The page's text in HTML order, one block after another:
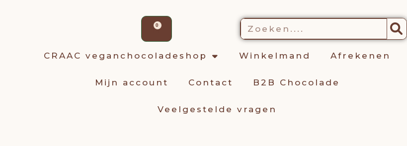
0
WinkelwagenZoeken
CRAAC veganchocoladeshop Winkelmand Afrekenen
Mijn account Contact B2B Chocolade
Veelgestelde vragen